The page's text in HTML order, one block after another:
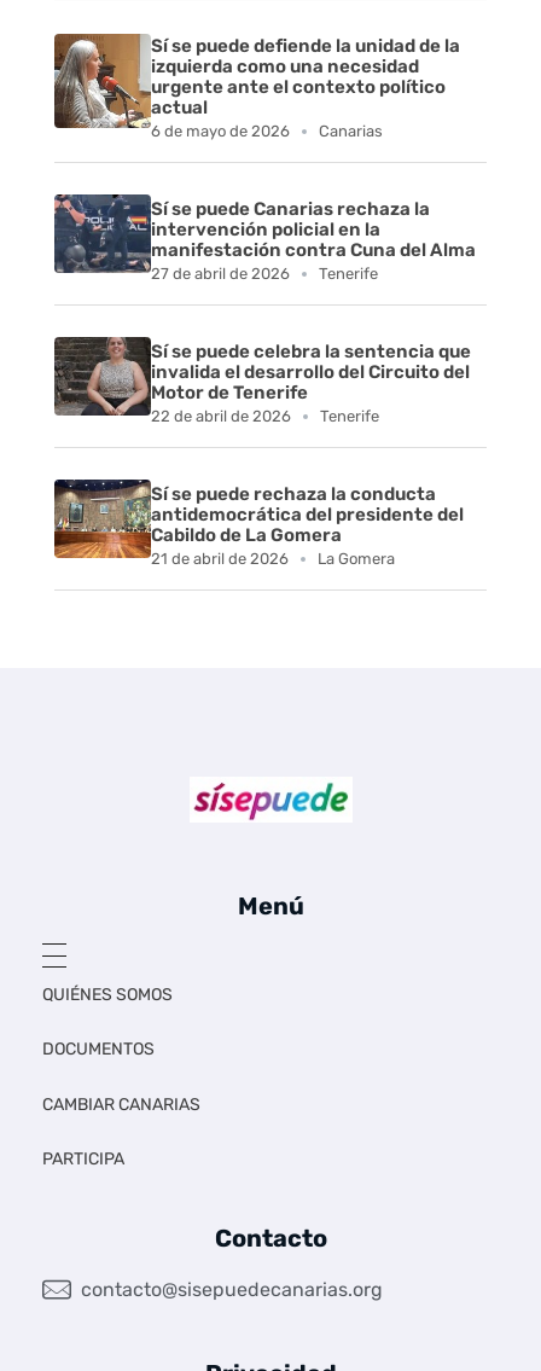
Sí se puede defiende la unidad de la
izquierda como una necesidad
urgente ante el contexto político
actual
6 de mayo de 2026 Canarias
Sí se puede Canarias rechaza la
intervención policial en la
manifestación contra Cuna del Alma
27 de abril de 2026 Tenerife
Sí se puede celebra la sentencia que
invalida el desarrollo del Circuito del
Motor de Tenerife
22 de abril de 2026 Tenerife
Sí se puede rechaza la conducta
antidemocrática del presidente del
Cabildo de La Gomera
21 de abril de 2026 La Gomera
Menú
QUIÉNES SOMOS
DOCUMENTOS
CAMBIAR CANARIAS
PARTICIPA
Contacto
contacto@sisepuedecanarias.org